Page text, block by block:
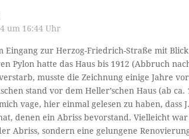
um 16:44 Uhr
Eingang zur Herzog-Friedrich-Straße mit
Pylon hatte das Haus bis 1912 (Abbruch
musste die Zeichnung einige Jahre
stand vor dem Heller’schen Haus (ab
vage, hier einmal gelesen zu haben,
denen ein Abriss bevorstand. Vielleicht
Abriss, sondern eine gelungene